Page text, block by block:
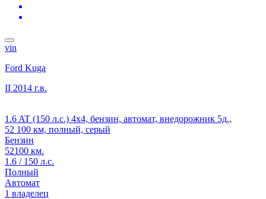
vin
Ford Kuga
II 2014 г.в.
1.6 AT (150 л.с.) 4x4, бензин, автомат, внедорожник 5д.,
52 100 км, полный, серый
Бензин
52100 км.
1.6 / 150 л.с.
Полный
Автомат
1 владелец